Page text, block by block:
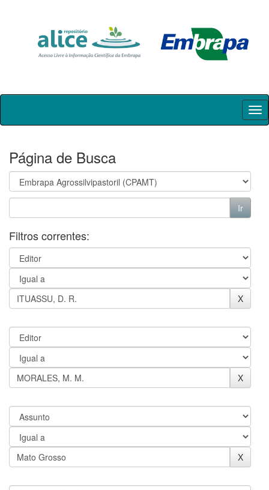
Skip
Página de Busca
Filtros correntes: